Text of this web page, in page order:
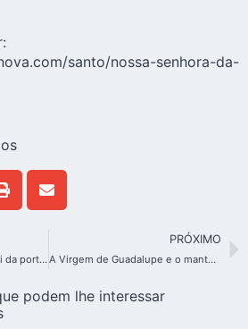
santo/nossa-senhora-da-
Família Baumgartner: “A lei da porta aberta”
PRÓXIMO
A Virgem de Guadalupe e o manto de Juan Diego
podem lhe interessar